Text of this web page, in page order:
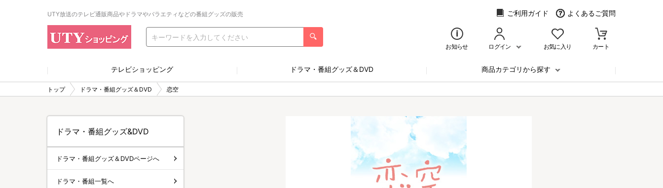
UTY放送のテレビ通販商品やドラマやバラエティなどの番組グッズの販売 ご利用ガイド よくあるご質問
お知らせ ログイン お気に入り カート
テレビショッピング ドラマ・番組グッズ＆DVD 商品カテゴリから探す
トップ ドラマ・番組グッズ＆DVD 恋空
ドラマ・番組グッズ&DVD
ドラマ・番組グッズ＆DVDページへ
ドラマ・番組一覧へ